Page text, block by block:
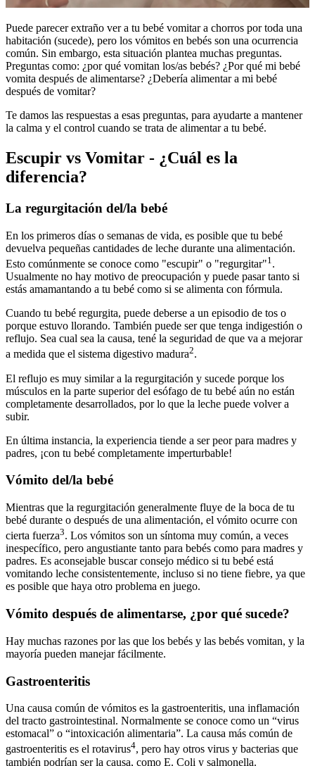
Puede parecer extraño ver a tu bebé vomitar a chorros por toda una
habitación (sucede), pero los vómitos en bebés son una ocurrencia
común. Sin embargo, esta situación plantea muchas preguntas.
Preguntas como: ¿por qué vomitan los/as bebés? ¿Por qué mi bebé
vomita después de alimentarse? ¿Debería alimentar a mi bebé
después de vomitar?
Te damos las respuestas a esas preguntas, para ayudarte a mantener
la calma y el control cuando se trata de alimentar a tu bebé.
Escupir vs Vomitar - ¿Cuál es la
diferencia?
La regurgitación del/la bebé
En los primeros días o semanas de vida, es posible que tu bebé
devuelva pequeñas cantidades de leche durante una alimentación.
Esto comúnmente se conoce como "escupir" o "regurgitar"1 .
Usualmente no hay motivo de preocupación y puede pasar tanto si
estás amamantando a tu bebé como si se alimenta con fórmula.
Cuando tu bebé regurgita, puede deberse a un episodio de tos o
porque estuvo llorando. También puede ser que tenga indigestión o
reflujo. Sea cual sea la causa, tené la seguridad de que va a mejorar
a medida que el sistema digestivo madura2.
El reflujo es muy similar a la regurgitación y sucede porque los
músculos en la parte superior del esófago de tu bebé aún no están
completamente desarrollados, por lo que la leche puede volver a
subir.
En última instancia, la experiencia tiende a ser peor para madres y
padres, ¡con tu bebé completamente imperturbable!
Vómito del/la bebé
Mientras que la regurgitación generalmente fluye de la boca de tu
bebé durante o después de una alimentación, el vómito ocurre con
cierta fuerza3. Los vómitos son un síntoma muy común, a veces
inespecífico, pero angustiante tanto para bebés como para madres y
padres. Es aconsejable buscar consejo médico si tu bebé está
vomitando leche consistentemente, incluso si no tiene fiebre, ya que
es posible que haya otro problema en juego.
Vómito después de alimentarse, ¿por qué sucede?
Hay muchas razones por las que los bebés y las bebés vomitan, y la
mayoría pueden manejar fácilmente.
Gastroenteritis
Una causa común de vómitos es la gastroenteritis, una inflamación
del tracto gastrointestinal. Normalmente se conoce como un “virus
estomacal” o “intoxicación alimentaria”. La causa más común de
gastroenteritis es el rotavirus4, pero hay otros virus y bacterias que
también podrían ser la causa, como E. Coli y salmonella.